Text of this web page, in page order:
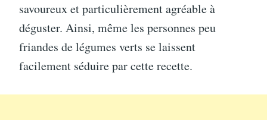
savoureux et particulièrement agréable à
déguster. Ainsi, même les personnes peu
friandes de légumes verts se laissent
facilement séduire par cette recette.